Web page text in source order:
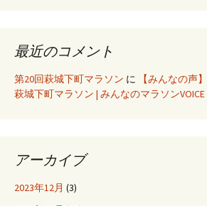
最近のコメント
第20回萩城下町マラソン に
【みんなの声
萩城下町マラソン | みんなのマラソンVOICE
アーカイブ
2023年12月 (3)